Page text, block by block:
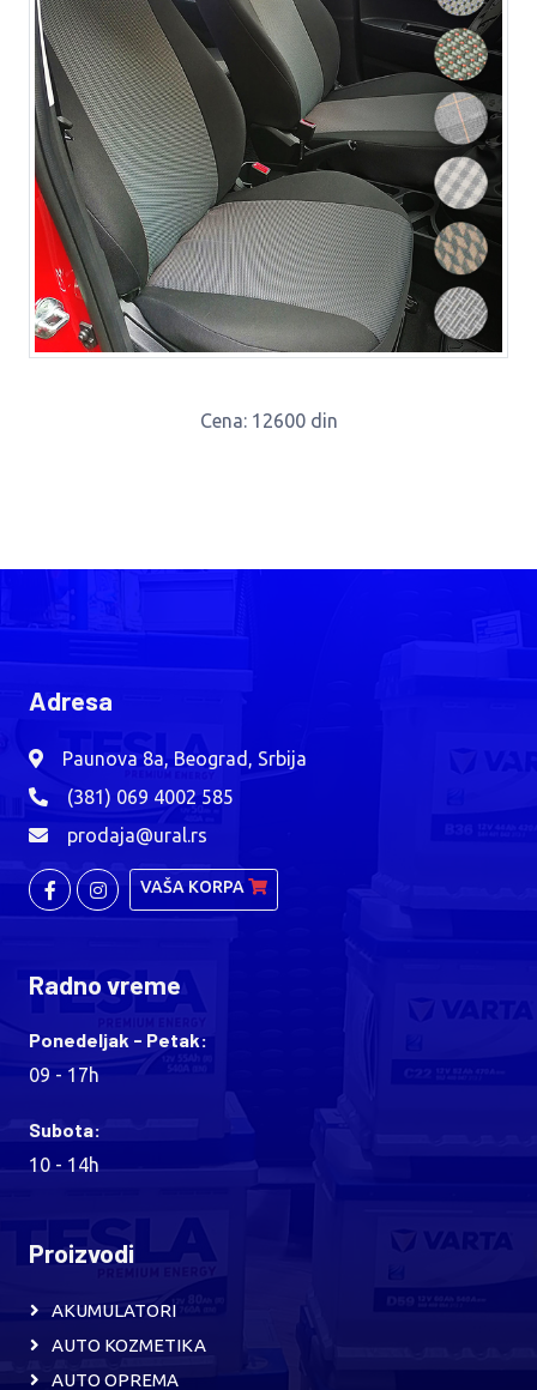
Cena: 12600 din
Adresa
Paunova 8a, Beograd, Srbija
(381) 069 4002 585
prodaja@ural.rs
VAŠA KORPA
Radno vreme
Ponedeljak - Petak:
09 - 17h
Subota:
10 - 14h
Proizvodi
AKUMULATORI
AUTO KOZMETIKA
AUTO OPREMA